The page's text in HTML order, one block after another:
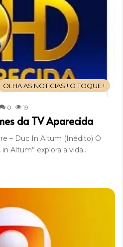
OLHA AS NOTICIAS ! O TOQUE !
0 19
da TV Aparecida
– Duc In Altum (Inédito) O
Altum” explora a vida…